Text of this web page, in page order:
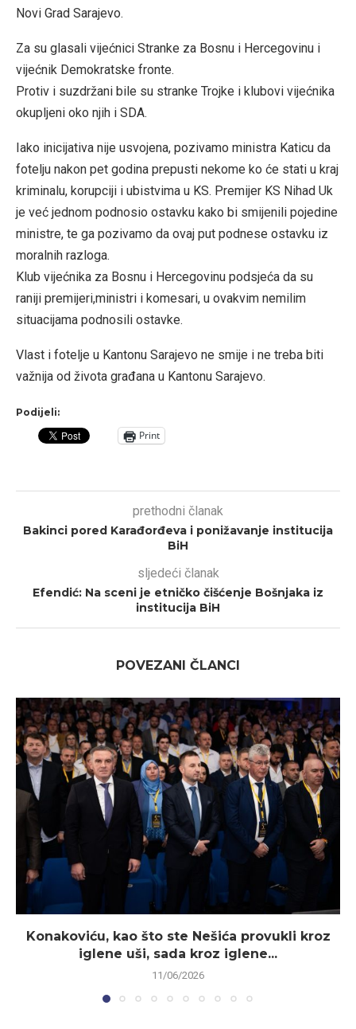
Novi Grad Sarajevo.
Za su glasali vijećnici Stranke za Bosnu i Hercegovinu i
vijećnik Demokratske fronte.
Protiv i suzdržani bile su stranke Trojke i klubovi vijećnika
okupljeni oko njih i SDA.
Iako inicijativa nije usvojena, pozivamo ministra Katicu da
fotelju nakon pet godina prepusti nekome ko će stati u kraj
kriminalu, korupciji i ubistvima u KS. Premijer KS Nihad Uk
je već jednom podnosio ostavku kako bi smijenili pojedine
ministre, te ga pozivamo da ovaj put podnese ostavku iz
moralnih razloga.
Klub vijećnika za Bosnu i Hercegovinu podsjeća da su
raniji premijeri,ministri i komesari, u ovakvim nemilim
situacijama podnosili ostavke.
Vlast i fotelje u Kantonu Sarajevo ne smije i ne treba biti
važnija od života građana u Kantonu Sarajevo.
Podijeli:
Print
prethodni članak
Bakinci pored Karađorđeva i ponižavanje institucija
BiH
sljedeći članak
Efendić: Na sceni je etničko čišćenje Bošnjaka iz
institucija BiH
POVEZANI ČLANCI
Konakoviću, kao što ste Nešića provukli kroz
iglene uši, sada kroz iglene...
11/06/2026